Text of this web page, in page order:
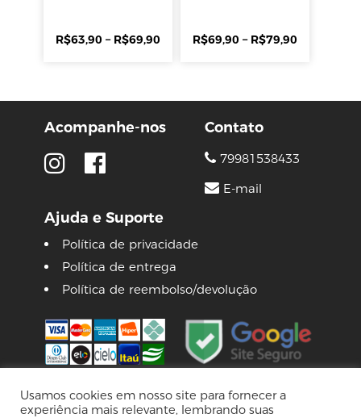
R$63,90 – R$69,90 R$69,90 – R$79,90
Acompanhe-nos
Ajuda e Suporte
Política de privacidade
Política de entrega
Política de reembolso/devolução
Contato
79981538433
E-mail
© 2026 Lojas Pinguim
Usamos cookies em nosso site para fornecer a
experiência mais relevante, lembrando suas